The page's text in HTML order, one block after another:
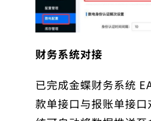
财务系统对接
已完成金蝶财务系统
款单接口与报账单接